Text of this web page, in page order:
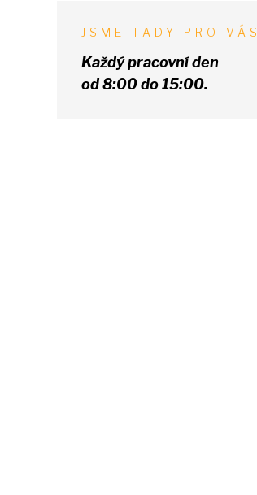
JSME TADY PRO VÁS
Každý pracovní den
od 8:00 do 15:00.